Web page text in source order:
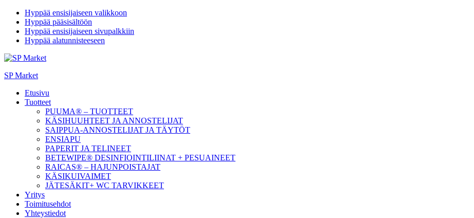
Hyppää ensisijaiseen valikkoon
Hyppää pääsisältöön
Hyppää ensisijaiseen sivupalkkiin
Hyppää alatunnisteeseen
SP Market
Etusivu
Tuotteet
PUUMA® – TUOTTEET
KÄSIHUUHTEET JA ANNOSTELIJAT
SAIPPUA-ANNOSTELIJAT JA TÄYTÖT
ENSIAPU
PAPERIT JA TELINEET
BETEWIPE® DESINFIOINTILIINAT + PESUAINEET
RAICAS® – HAJUNPOISTAJAT
KÄSIKUIVAIMET
JÄTESÄKIT+ WC TARVIKKEET
Yritys
Toimitusehdot
Yhteystiedot